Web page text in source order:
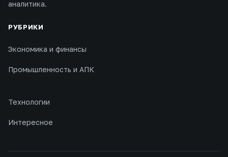
аналитика.
РУБРИКИ
Экономика и финансы
Промышленность и АПК
Технологии
Интересное